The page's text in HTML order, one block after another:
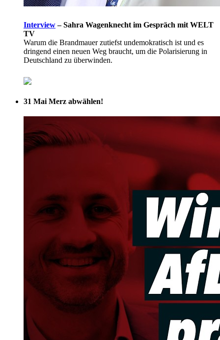
Interview– Sahra Wagenknecht im Gespräch mit WELT
TV
Warum die Brandmauer zutiefst undemokratisch ist und es
dringend einen neuen Weg braucht, um die Polarisierung in
Deutschland zu überwinden.
31 Mai Merz abwählen!